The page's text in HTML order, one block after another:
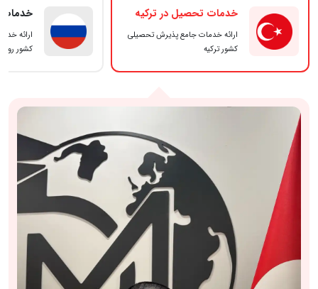
خدمات تحصیل در ترکیه
ارائه خدمات جامع پذیرش تحصیلی
کشور ترکیه
خدمات
ارائه
کشور